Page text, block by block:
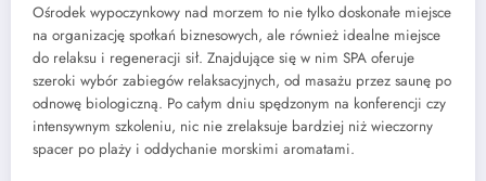
Ośrodek wypoczynkowy nad morzem to nie tylko doskonałe miejsce
na organizację spotkań biznesowych, ale również idealne miejsce
do relaksu i regeneracji sił. Znajdujące się w nim SPA oferuje
szeroki wybór zabiegów relaksacyjnych, od masażu przez saunę po
odnowę biologiczną. Po całym dniu spędzonym na konferencji czy
intensywnym szkoleniu, nic nie zrelaksuje bardziej niż wieczorny
spacer po plaży i oddychanie morskimi aromatami.